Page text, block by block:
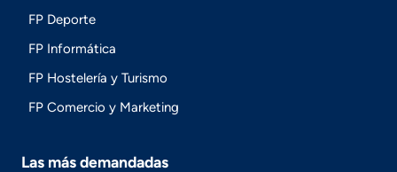
FP Deporte
FP Informática
FP Hostelería y Turismo
FP Comercio y Marketing
Las más demandadas